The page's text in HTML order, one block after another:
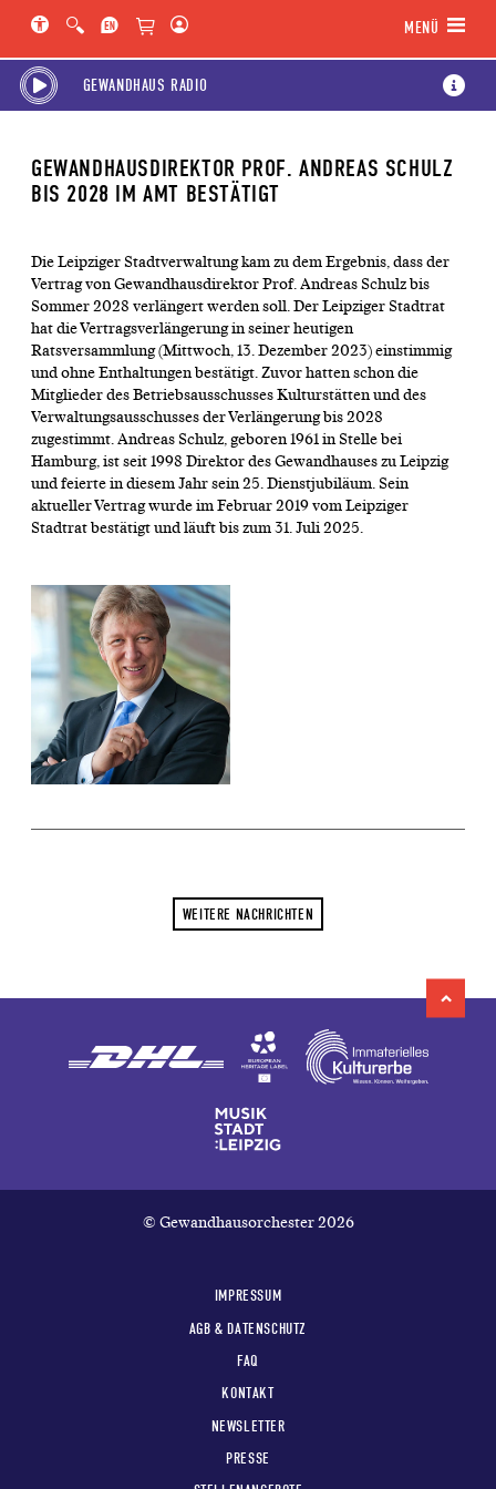
MENÜ
GEWANDHAUS RADIO
GEWANDHAUSDIREKTOR PROF. ANDREAS SCHULZ
BIS 2028 IM AMT BESTÄTIGT
Die Leipziger Stadtverwaltung kam zu dem Ergebnis, dass der
Vertrag von Gewandhausdirektor Prof. Andreas Schulz bis
Sommer 2028 verlängert werden soll. Der Leipziger Stadtrat
hat die Vertragsverlängerung in seiner heutigen
Ratsversammlung (Mittwoch, 13. Dezember 2023) einstimmig
und ohne Enthaltungen bestätigt. Zuvor hatten schon die
Mitglieder des Betriebsausschusses Kulturstätten und des
Verwaltungsausschusses der Verlängerung bis 2028
zugestimmt. Andreas Schulz, geboren 1961 in Stelle bei
Hamburg, ist seit 1998 Direktor des Gewandhauses zu Leipzig
und feierte in diesem Jahr sein 25. Dienstjubiläum. Sein
aktueller Vertrag wurde im Februar 2019 vom Leipziger
Stadtrat bestätigt und läuft bis zum 31. Juli 2025.
WEITERE NACHRICHTEN
© Gewandhausorchester 2026
IMPRESSUM
AGB & DATENSCHUTZ
FAQ
KONTAKT
NEWSLETTER
PRESSE